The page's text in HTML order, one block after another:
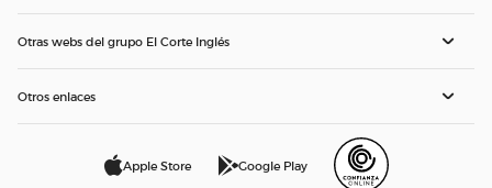
Otras webs del grupo El Corte Inglés
Otros enlaces
Apple Store Google Play